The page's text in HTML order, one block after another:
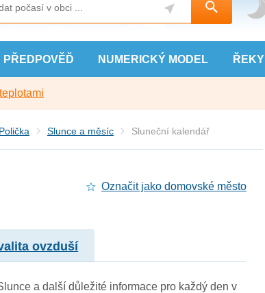
PŘEDPOVĚĎ NUMERICKÝ MODEL ŘEKY
Polička Slunce a měsíc Sluneční kalendář
Označit jako domovské město
ovzduší
a další důležité informace pro každý den v